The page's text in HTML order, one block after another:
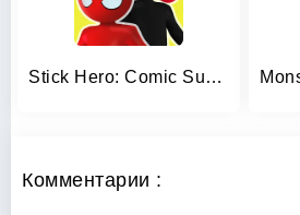
Stick Hero: Comic Superhero
Комментарии :